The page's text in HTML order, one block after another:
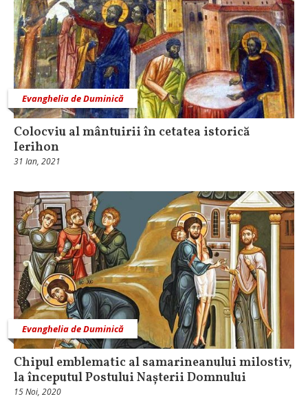
Evanghelia de Duminică
Colocviu al mântuirii în cetatea istorică
Ierihon
31 Ian, 2021
Evanghelia de Duminică
Chipul emblematic al samarineanului milostiv,
la începutul Postului Nașterii Domnului
15 Noi, 2020